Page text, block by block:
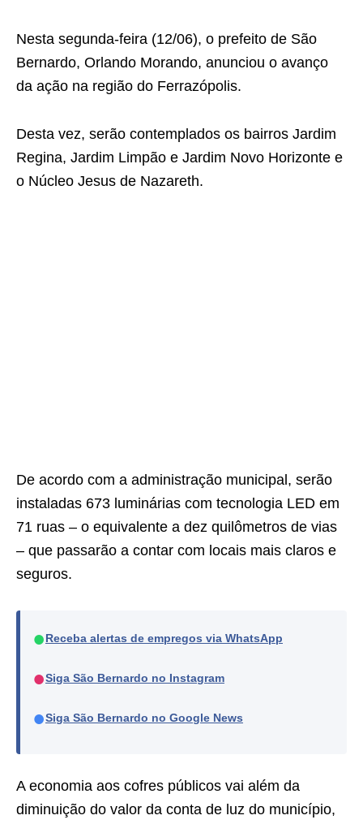
Nesta segunda-feira (12/06), o prefeito de São
Bernardo, Orlando Morando, anunciou o avanço
da ação na região do Ferrazópolis.
Desta vez, serão contemplados os bairros Jardim
Regina, Jardim Limpão e Jardim Novo Horizonte e
o Núcleo Jesus de Nazareth.
De acordo com a administração municipal, serão
instaladas 673 luminárias com tecnologia LED em
71 ruas – o equivalente a dez quilômetros de vias
– que passarão a contar com locais mais claros e
seguros.
● Receba alertas de empregos via WhatsApp
●Siga São Bernardo no Instagram
●Siga São Bernardo no Google News
A economia aos cofres públicos vai além da
diminuição do valor da conta de luz do município,